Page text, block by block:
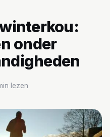
onder
lezen